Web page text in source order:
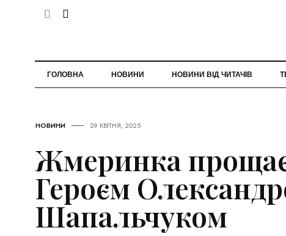
ГОЛОВНА НОВИНИ НОВИНИ ВІД ЧИТАЧІВ
НОВИНИ 29 КВІТНЯ, 2025
Жмеринка
Героєм
Шапальчуком